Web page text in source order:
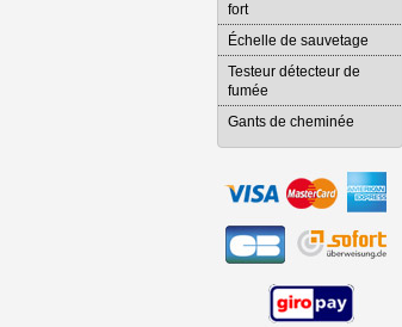
fort
Échelle de sauvetage
Testeur détecteur de
fumée
Gants de cheminée